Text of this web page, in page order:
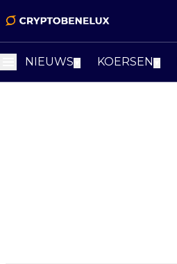
NIEUWS KOERSEN